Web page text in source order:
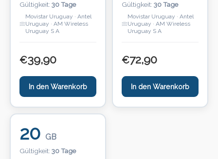
Gültigkeit: 30 Tage
Movistar Uruguay · Antel
Uruguay · AM Wireless
Uruguay S A
€39,90
In den Warenkorb
Gültigkeit: 30 Tage
Movistar Uruguay · Antel
Uruguay · AM Wireless
Uruguay S A
€72,90
In den Warenkorb
20 GB
Gültigkeit: 30 Tage